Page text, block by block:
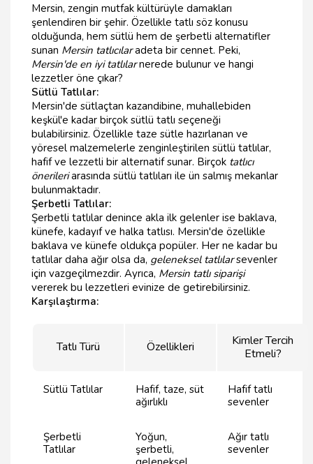
Mersin, zengin mutfak kültürüyle damakları
şenlendiren bir şehir. Özellikle tatlı söz konusu
olduğunda, hem sütlü hem de şerbetli alternatifler
sunan Mersin tatlıcılaradeta bir cennet. Peki,
Mersin'de en iyi tatlılarnerede bulunur ve hangi
lezzetler öne çıkar?
Sütlü Tatlılar:
Mersin'de sütlaçtan kazandibine, muhallebiden
keşkül'e kadar birçok sütlü tatlı seçeneği
bulabilirsiniz. Özellikle taze sütle hazırlanan ve
yöresel malzemelerle zenginleştirilen sütlü tatlılar,
hafif ve lezzetli bir alternatif sunar. Birçok tatlıcı
önerileriarasında sütlü tatlıları ile ün salmış mekanlar
bulunmaktadır.
Şerbetli Tatlılar:
Şerbetli tatlılar denince akla ilk gelenler ise baklava,
künefe, kadayıf ve halka tatlısı. Mersin'de özellikle
baklava ve künefe oldukça popüler. Her ne kadar bu
tatlılar daha ağır olsa da, geleneksel tatlılarsevenler
için vazgeçilmezdir. Ayrıca, Mersin tatlı siparişi
vererek bu lezzetleri evinize de getirebilirsiniz.
Karşılaştırma:
Tatlı Türü Özellikleri
Kimler Tercih
Etmeli?
Sütlü Tatlılar
Hafif, taze, süt
ağırlıklı
Hafif tatlı
sevenler
Şerbetli
Tatlılar
Yoğun,
şerbetli,
Ağır tatlı
sevenler